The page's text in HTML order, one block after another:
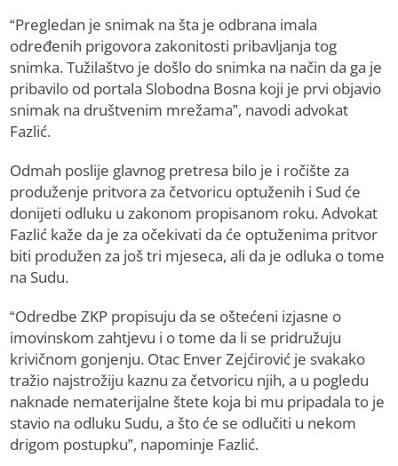
“Pregledan je snimak na šta je odbrana imala
određenih prigovora zakonitosti pribavljanja tog
snimka. Tužilaštvo je došlo do snimka na način da ga je
pribavilo od portala Slobodna Bosna koji je prvi objavio
snimak na društvenim mrežama”, navodi advokat
Fazlić.
Odmah poslije glavnog pretresa bilo je i ročište za
produženje pritvora za četvoricu optuženih i Sud će
donijeti odluku u zakonom propisanom roku. Advokat
Fazlić kaže da je za očekivati da će optuženima pritvor
biti produžen za još tri mjeseca, ali da je odluka o tome
na Sudu.
“Odredbe ZKP propisuju da se oštećeni izjasne o
imovinskom zahtjevu i o tome da li se pridružuju
krivičnom gonjenju. Otac Enver Zejćirović je svakako
tražio najstrožiju kaznu za četvoricu njih, a u pogledu
naknade nematerijalne štete koja bi mu pripadala to je
stavio na odluku Sudu, a što će se odlučiti u nekom
drigom postupku”, napominje Fazlić.